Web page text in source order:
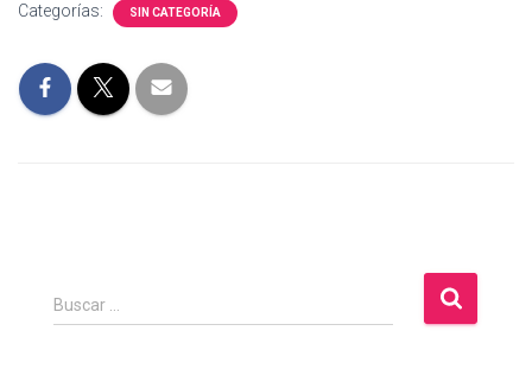
Categorías: SIN CATEGORÍA
B
u
Buscar …